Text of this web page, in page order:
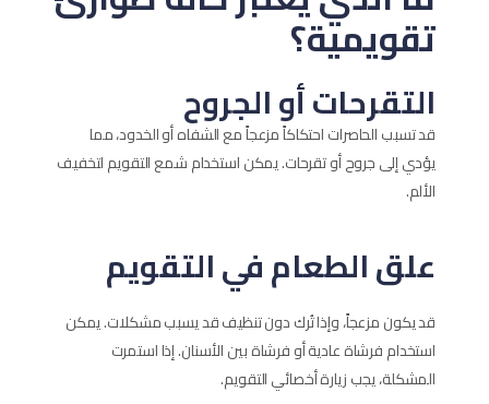
تقويمية؟
التقرحات أو الجروح
قد تسبب الحاصرات احتكاكاً مزعجاً مع الشفاه أو الخدود، مما
يؤدي إلى جروح أو تقرحات. يمكن استخدام شمع التقويم لتخفيف
الألم.
علق الطعام في التقويم
قد يكون مزعجاً، وإذا تُرك دون تنظيف قد يسبب مشكلات. يمكن
استخدام فرشاة عادية أو فرشاة بين الأسنان. إذا استمرت
المشكلة، يجب زيارة أخصائي التقويم.